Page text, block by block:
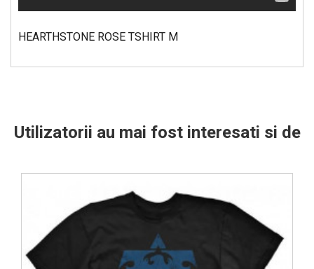
HEARTHSTONE ROSE TSHIRT M
Utilizatorii au mai fost interesati si de